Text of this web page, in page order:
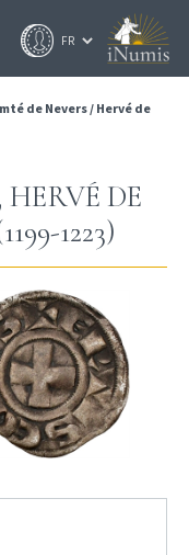
de Nevers/ Hervé de
DE
1223)